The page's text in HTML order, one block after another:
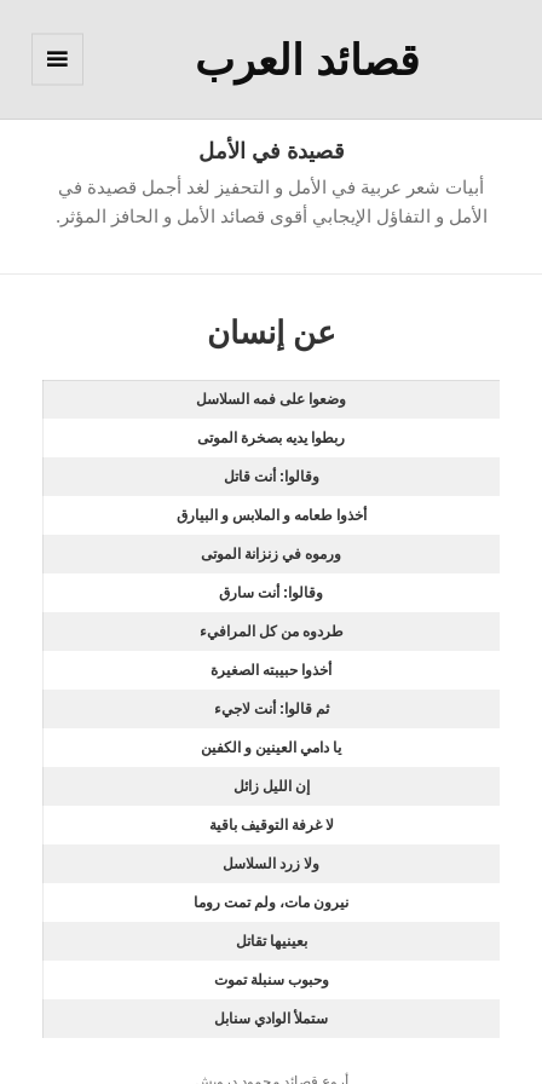
قصائد العرب
قصيدة في الأمل
أبيات شعر عربية في الأمل و التحفيز لغد أجمل قصيدة في
الأمل و التفاؤل الإيجابي أقوى قصائد الأمل و الحافز المؤثر.
عن إنسان
وضعوا على فمه السلاسل
ربطوا يديه بصخرة الموتى
وقالوا: أنت قاتل
أخذوا طعامه و الملابس و البيارق
ورموه في زنزانة الموتى
وقالوا: أنت سارق
طردوه من كل المرافيء
أخذوا حبيبته الصغيرة
ثم قالوا: أنت لاجيء
يا دامي العينين و الكفين
إن الليل زائل
لا غرفة التوقيف باقية
ولا زرد السلاسل
نيرون مات، ولم تمت روما
بعينيها تقاتل
وحبوب سنبلة تموت
ستملأ الوادي سنابل